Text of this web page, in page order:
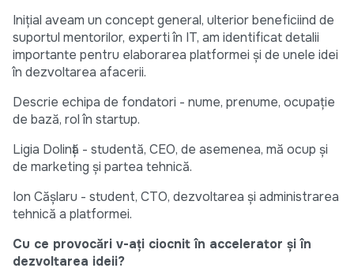
Inițial aveam un concept general, ulterior beneficiind de
suportul mentorilor, experti în IT, am identificat detalii
importante pentru elaborarea platformei și de unele idei
în dezvoltarea afacerii.
Descrie echipa de fondatori - nume, prenume, ocupație
de bază, rol în startup.
Ligia Dolință - studentă, CEO, de asemenea, mă ocup și
de marketing și partea tehnică.
Ion Cășlaru - student, CTO, dezvoltarea și administrarea
tehnică a platformei.
Cu ce provocări v-ați ciocnit în accelerator și în
dezvoltarea ideii?